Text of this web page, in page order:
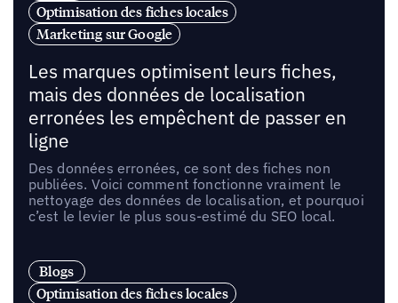
Optimisation des fiches locales
Marketing sur Google
Les marques optimisent leurs fiches,
mais des données de localisation
erronées les empêchent de passer en
ligne
Des données erronées, ce sont des fiches non
publiées. Voici comment fonctionne vraiment le
nettoyage des données de localisation, et pourquoi
c’est le levier le plus sous-estimé du SEO local.
Blogs
Optimisation des fiches locales